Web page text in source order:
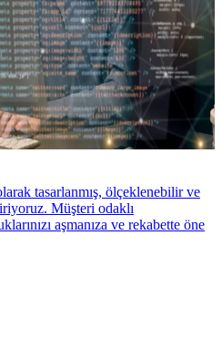
tasarlanmış, ölçeklenebilir ve
Müşteri odaklı
aşmanıza ve rekabette öne